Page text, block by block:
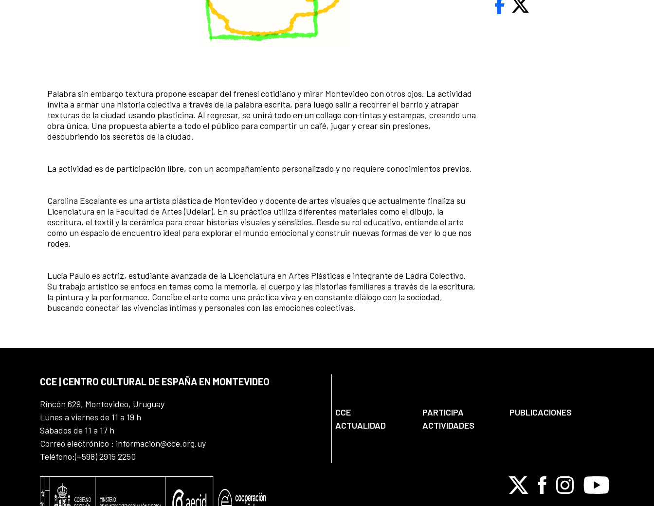
Palabra sin embargo textura propone escapar del frenesí cotidiano y mirar Montevideo con otros ojos. La actividad
invita a armar una historia colectiva a través de la palabra escrita, para luego salir a recorrer el barrio y atrapar
texturas de la ciudad usando plasticina. Al regresar, se unirá todo en un collage con tintas y estampas, creando una
obra única. Una propuesta abierta a todo el público para compartir un café, jugar y crear sin presiones,
descubriendo los secretos de la ciudad.
La actividad es de participación libre, con un acompañamiento personalizado y no requiere conocimientos previos.
Carolina Escalante es una artista plástica de Montevideo y docente de artes visuales que actualmente finaliza su
Licenciatura en la Facultad de Artes (Udelar). En su práctica utiliza diferentes materiales como el dibujo, la
escritura, el textil y la cerámica para crear historias visuales y sensibles. Desde su rol educativo, entiende el arte
como un espacio de encuentro ideal para explorar el mundo emocional y construir nuevas formas de ver lo que nos
rodea.
Lucía Paulo es actriz, estudiante avanzada de la Licenciatura en Artes Plásticas e integrante de Ladra Colectivo.
Su trabajo artístico se enfoca en temas como la memoria, el cuerpo y las historias familiares a través de la escritura,
la pintura y la performance. Concibe el arte como una práctica viva y en constante diálogo con la sociedad,
buscando conectar las vivencias íntimas y personales con las emociones colectivas.
CCE | CENTRO CULTURAL DE ESPAÑA EN MONTEVIDEO
Rincón 629, Montevideo, Uruguay
Lunes a viernes de 11 a 19 h
Sábados de 11 a 17 h
Correo electrónico : informacion@cce.org.uy
Teléfono:(+598) 2915 2250
CCE PARTICIPA
PUBLICACIONES
ACTUALIDAD
ACTIVIDADES
X FacebookInstagramYoutube